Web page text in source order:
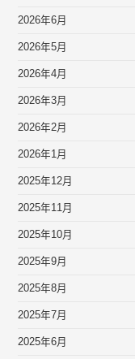
2026年6月
2026年5月
2026年4月
2026年3月
2026年2月
2026年1月
2025年12月
2025年11月
2025年10月
2025年9月
2025年8月
2025年7月
2025年6月